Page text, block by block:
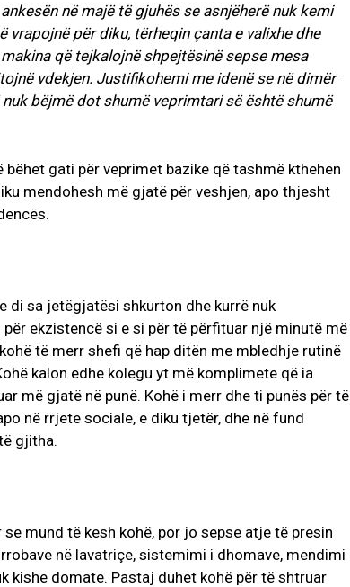
në majë të gjuhës se asnjëherë nuk kemi
për diku, tërheqin çanta e valixhe dhe
që tejkalojnë shpejtësinë sepse mesa
vdekjen. Justifikohemi me idenë se në dimër
bëjmë dot shumë veprimtari së është shumë
gati për veprimet bazike që tashmë kthehen
mendohesh më gjatë për veshjen, apo thjesht
di sa jetëgjatësi shkurton dhe kurrë nuk
ekzistencë si e si për të përfituar një minutë më
të merr shefi që hap ditën me mbledhje rutinë
kalon edhe kolegu yt më komplimete që ia
më gjatë në punë. Kohë i merr dhe ti punës për të
në rrjete sociale, e diku tjetër, dhe në fund
gjitha.
mund të kesh kohë, por jo sepse atje të presin
në lavatriçe, sistemimi i dhomave, mendimi
kishe domate. Pastaj duhet kohë për të shtruar